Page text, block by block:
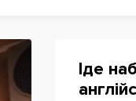
Іде